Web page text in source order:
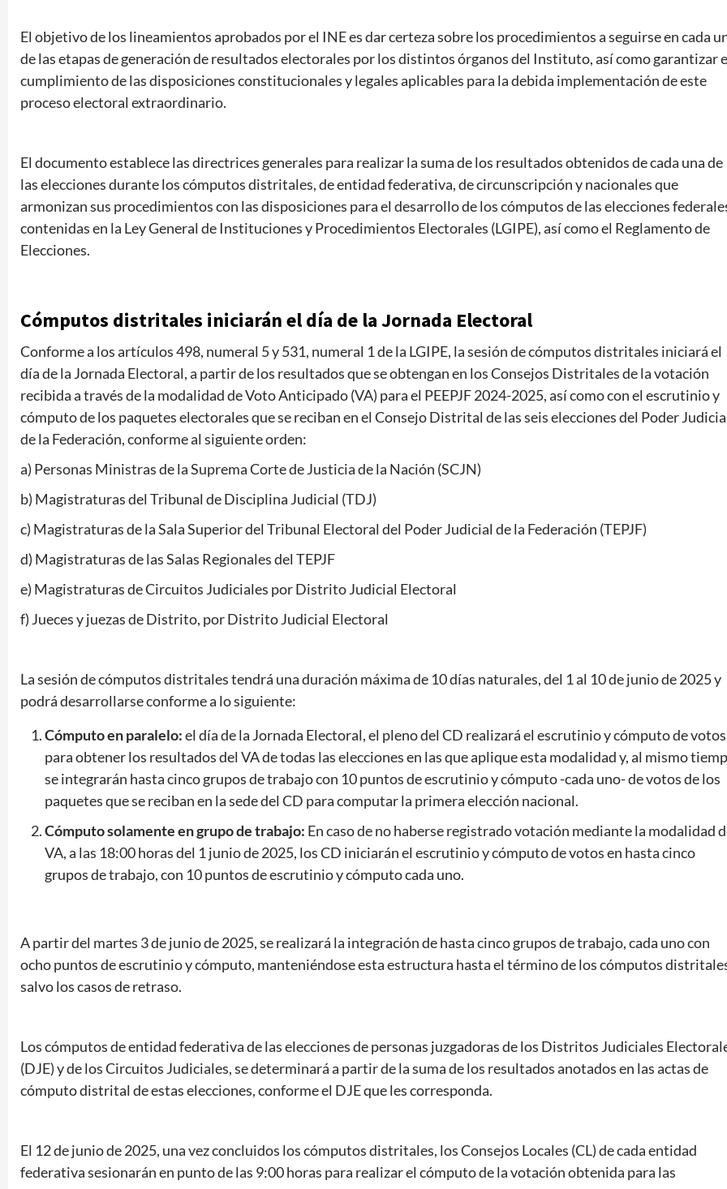
El objetivo de los lineamientos aprobados por el INE es dar certeza sobre los procedimientos a seguirse en cada
de las etapas de generación de resultados electorales por los distintos órganos del Instituto, así como garantizar
cumplimiento de las disposiciones constitucionales y legales aplicables para la debida implementación de este
proceso electoral extraordinario.
El documento establece las directrices generales para realizar la suma de los resultados obtenidos de cada una de
las elecciones durante los cómputos distritales, de entidad federativa, de circunscripción y nacionales que
armonizan sus procedimientos con las disposiciones para el desarrollo de los cómputos de las elecciones
contenidas en la Ley General de Instituciones y Procedimientos Electorales (LGIPE), así como el Reglamento de
Elecciones.
Cómputos distritales iniciarán el día de la Jornada Electoral
Conforme a los artículos 498, numeral 5 y 531, numeral 1 de la LGIPE, la sesión de cómputos distritales iniciará el
día de la Jornada Electoral, a partir de los resultados que se obtengan en los Consejos Distritales de la votación
recibida a través de la modalidad de Voto Anticipado (VA) para el PEEPJF 2024-2025, así como con el escrutinio y
cómputo de los paquetes electorales que se reciban en el Consejo Distrital de las seis elecciones del Poder
de la Federación, conforme al siguiente orden:
a) Personas Ministras de la Suprema Corte de Justicia de la Nación (SCJN)
b) Magistraturas del Tribunal de Disciplina Judicial (TDJ)
c) Magistraturas de la Sala Superior del Tribunal Electoral del Poder Judicial de la Federación (TEPJF)
d) Magistraturas de las Salas Regionales del TEPJF
e) Magistraturas de Circuitos Judiciales por Distrito Judicial Electoral
f) Jueces y juezas de Distrito, por Distrito Judicial Electoral
La sesión de cómputos distritales tendrá una duración máxima de 10 días naturales, del 1 al 10 de junio de 2025 y
podrá desarrollarse conforme a lo siguiente:
Cómputo en paralelo:el día de la Jornada Electoral, el pleno del CD realizará el escrutinio y cómputo de votos
para obtener los resultados del VA de todas las elecciones en las que aplique esta modalidad y, al mismo
se integrarán hasta cinco grupos de trabajo con 10 puntos de escrutinio y cómputo -cada uno- de votos de los
paquetes que se reciban en la sede del CD para computar la primera elección nacional.
Cómputo solamente en grupo de trabajo: En caso de no haberse registrado votación mediante la modalidad
VA, a las 18:00 horas del 1 junio de 2025, los CD iniciarán el escrutinio y cómputo de votos en hasta cinco
grupos de trabajo, con 10 puntos de escrutinio y cómputo cada uno.
A partir del martes 3 de junio de 2025, se realizará la integración de hasta cinco grupos de trabajo, cada uno con
ocho puntos de escrutinio y cómputo, manteniéndose esta estructura hasta el término de los cómputos
salvo los casos de retraso.
Los cómputos de entidad federativa de las elecciones de personas juzgadoras de los Distritos Judiciales
(DJE) y de los Circuitos Judiciales, se determinará a partir de la suma de los resultados anotados en las actas de
cómputo distrital de estas elecciones, conforme el DJE que les corresponda.
El 12 de junio de 2025, una vez concluidos los cómputos distritales, los Consejos Locales (CL) de cada entidad
federativa sesionarán en punto de las 9:00 horas para realizar el cómputo de la votación obtenida para las